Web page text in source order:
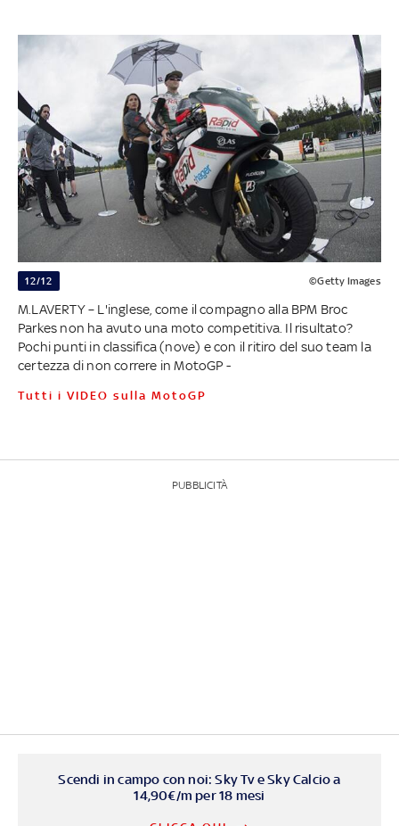
12/12 ©Getty Images
M.LAVERTY – L'inglese, come il compagno alla BPM Broc
Parkes non ha avuto una moto competitiva. Il risultato?
Pochi punti in classifica (nove) e con il ritiro del suo team la
certezza di non correre in MotoGP -
Tutti i VIDEO sulla MotoGP
PUBBLICITÀ
Scendi in campo con noi: Sky Tv e Sky Calcio a
14,90€/m per 18 mesi